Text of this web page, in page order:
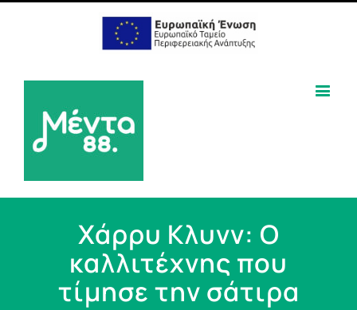
Χάρρυ Κλυνν: Ο
καλλιτέχνης που
τίμησε την σάτιρα